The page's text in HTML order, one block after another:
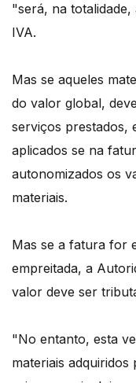
"será, na
IVA.
Mas se aqueles
do valor global,
serviços prestados,
aplicados se na
autonomizados os
materiais.
Mas se a fatura for
empreitada, a
valor deve ser
"No entanto, esta
materiais